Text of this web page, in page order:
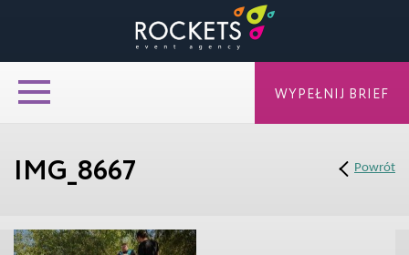
IMG_8667 Powrót
WYPEŁNIJ BRIEF